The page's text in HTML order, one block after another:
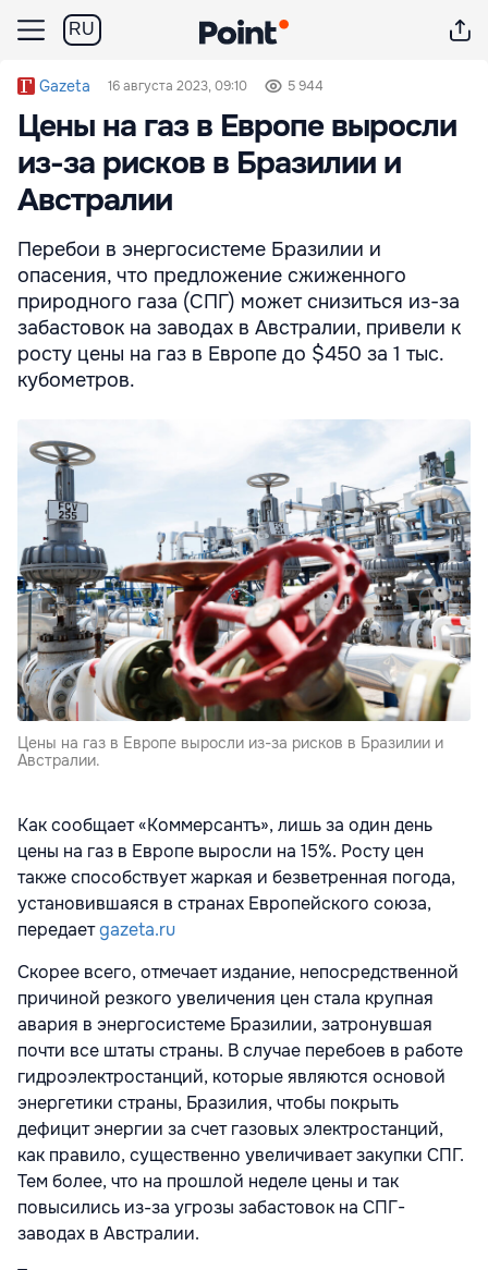
RU
Gazeta 16 августа 2023, 09:10 5 944
Цены на газ в Европе выросли
из-за рисков в Бразилии и
Австралии
Перебои в энергосистеме Бразилии и
опасения, что предложение сжиженного
природного газа (СПГ) может снизиться из-за
забастовок на заводах в Австралии, привели к
росту цены на газ в Европе до $450 за 1 тыс.
кубометров.
Цены на газ в Европе выросли из-за рисков в Бразилии и
Австралии.
Как сообщает «Коммерсантъ», лишь за один день
цены на газ в Европе выросли на 15%. Росту цен
также способствует жаркая и безветренная погода,
установившаяся в странах Европейского союза,
передаетgazeta.ru
Скорее всего, отмечает издание, непосредственной
причиной резкого увеличения цен стала крупная
авария в энергосистеме Бразилии, затронувшая
почти все штаты страны. В случае перебоев в работе
гидроэлектростанций, которые являются основой
энергетики страны, Бразилия, чтобы покрыть
дефицит энергии за счет газовых электростанций,
как правило, существенно увеличивает закупки СПГ.
Тем более, что на прошлой неделе цены и так
повысились из-за угрозы забастовок на СПГ-
заводах в Австралии.